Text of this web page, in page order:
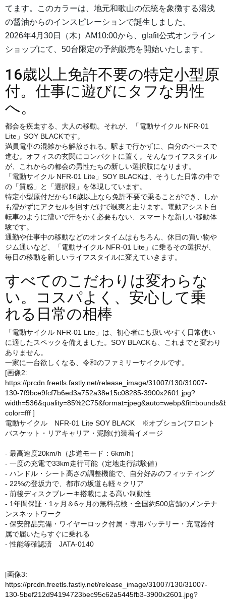
てます。このカラーは、地元和歌山の伝統を象徴する湯浅
の醤油からのインスピレーションで誕生しました。
2026年4月30日（木）AM10:00から、glafit公式オンライン
ショップにて、50台限定の予約販売を開始いたします。
16歳以上免許不要の特定小型原
付。仕事に遊びにタフな男性
へ。
都会を疾走する、大人の移動。それが、「電動サイクル NFR-01
Lite」SOY BLACKです。
満員電車の混雑から解放される。駅まで行かずに、自分のペースで
進む。オフィスの玄関にコンパクトに置く。そんなライフスタイル
が、これからの都会の男性たちの新しい選択肢になります。
「電動サイクル NFR-01 Lite」SOY BLACKは、そうした日常の中で
の「質感」と「選択眼」を体現しています。
特定小型原付だから16歳以上なら免許不要で乗ることができ、しか
も漕がずにアクセルを回すだけで颯爽と走ります。電動アシスト自
転車のように漕いで汗をかく必要もない、スマートな新しい移動体
験です。
通勤や仕事中の移動などのオンタイムはもちろん、休日の買い物や
ジム通いなど、「電動サイクル NFR-01 Lite」に乗るその選択が、
毎日の移動を新しいライフスタイルに変えていきます。
すべてのこだわりは変わらな
い。コスパよく、安心して乗
れる日常の相棒
「電動サイクル NFR-01 Lite」は、初心者にも扱いやすく日常使い
に適したスペックを備えました。SOY BLACKも、これまでと変わり
ありません。
一家に一台欲しくなる、令和のファミリーサイクルです。
[画像2:
https://prcdn.freetls.fastly.net/release_image/31007/130/31007-
130-7f9bce9fcf7b6ed3a752a38e15c08285-3900x2601.jpg?
color=fff ]
電動サイクル NFR-01 Lite SOY BLACK ※オプション(フロント
バスケット・リアキャリア・泥除け)装着イメージ
- 最高速度20km/h（歩道モード：6km/h）
- 一度の充電で33km走行可能（定地走行試験値）
- ハンドル・シート高さの調整機能で、自分好みのフィッティング
- 22%の登坂力で、都市の坂道も軽々クリア
- 前後ディスクブレーキ搭載による高い制動性
- 1年間保証・1ヶ月＆6ヶ月の無料点検・全国約500店舗のメンテナ
ンスネットワーク
- 保安部品完備・ワイヤーロック付属・専用バッテリー・充電器付
属で届いたらすぐに乗れる
- 性能等確認済 JATA-0140
[画像3:
https://prcdn.freetls.fastly.net/release_image/31007/130/31007-
130-5bef212d94194723bec95c62a5445fb3-3900x2601.jpg?